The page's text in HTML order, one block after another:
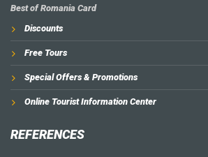
Best of Romania Card
Discounts
Free Tours
Special Offers & Promotions
Online Tourist Information Center
REFERENCES